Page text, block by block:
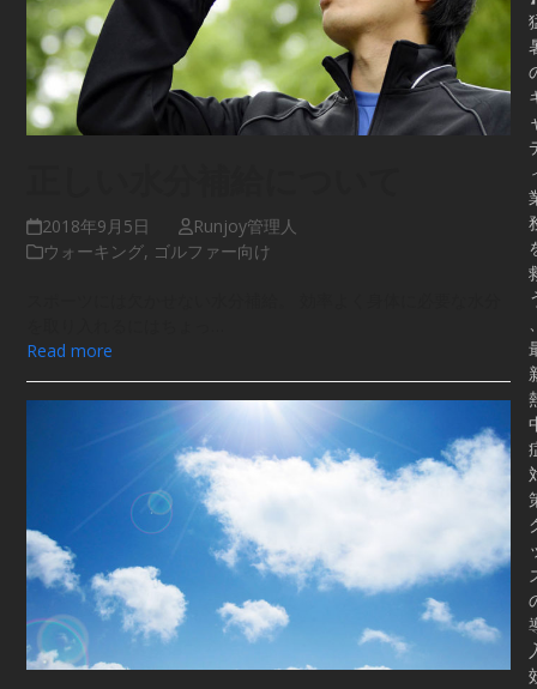
2018年9月5日
Runjoy管理人
ウォーキング, ゴルファー向け
Read more